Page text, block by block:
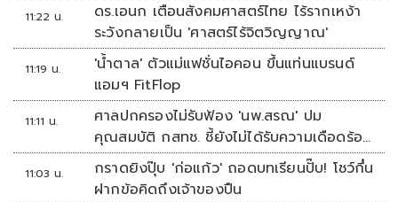
11:22 น.
ดร.เอนก เตือนสังคมศาสตร์ไทย ไร้รากเหง้า
ระวังกลายเป็น 'ศาสตร์ไร้จิตวิญญาณ'
11:19 น.
'น้ำตาล' ตัวแม่แฟชั่นไอคอน ขึ้นแท่นแบรนด์
แอมฯ FitFlop
11:11 น.
ศาลปกครองไม่รับฟ้อง 'นพ.สรณ' ปม
คุณสมบัติ กสทช. ชี้ยังไม่ได้รับความเดือดร้อน
เสียหาย
11:03 น.
กราดยิงปุ๊บ 'ก่อแก้ว' ถอดบทเรียนปั๊บ! โชว์กึ๋น
ฝากข้อคิดถึงเจ้าของปืน